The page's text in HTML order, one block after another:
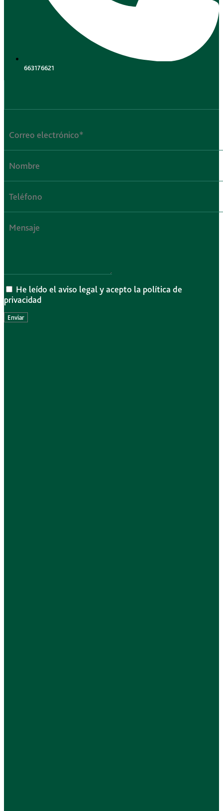
663176621
He leído el aviso legal y acepto la política de
privacidad
Enviar